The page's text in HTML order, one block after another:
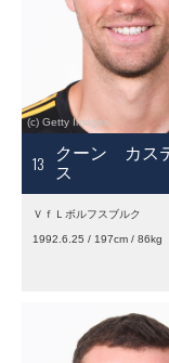
13
クーン カス
ス
ＶｆＬボルフスブルク
1992.6.25 / 197cm / 86kg